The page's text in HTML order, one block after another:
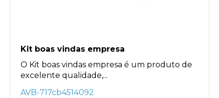
Kit boas vindas empresa
O Kit boas vindas empresa é um produto de
excelente qualidade,...
AVB-717cb4514092